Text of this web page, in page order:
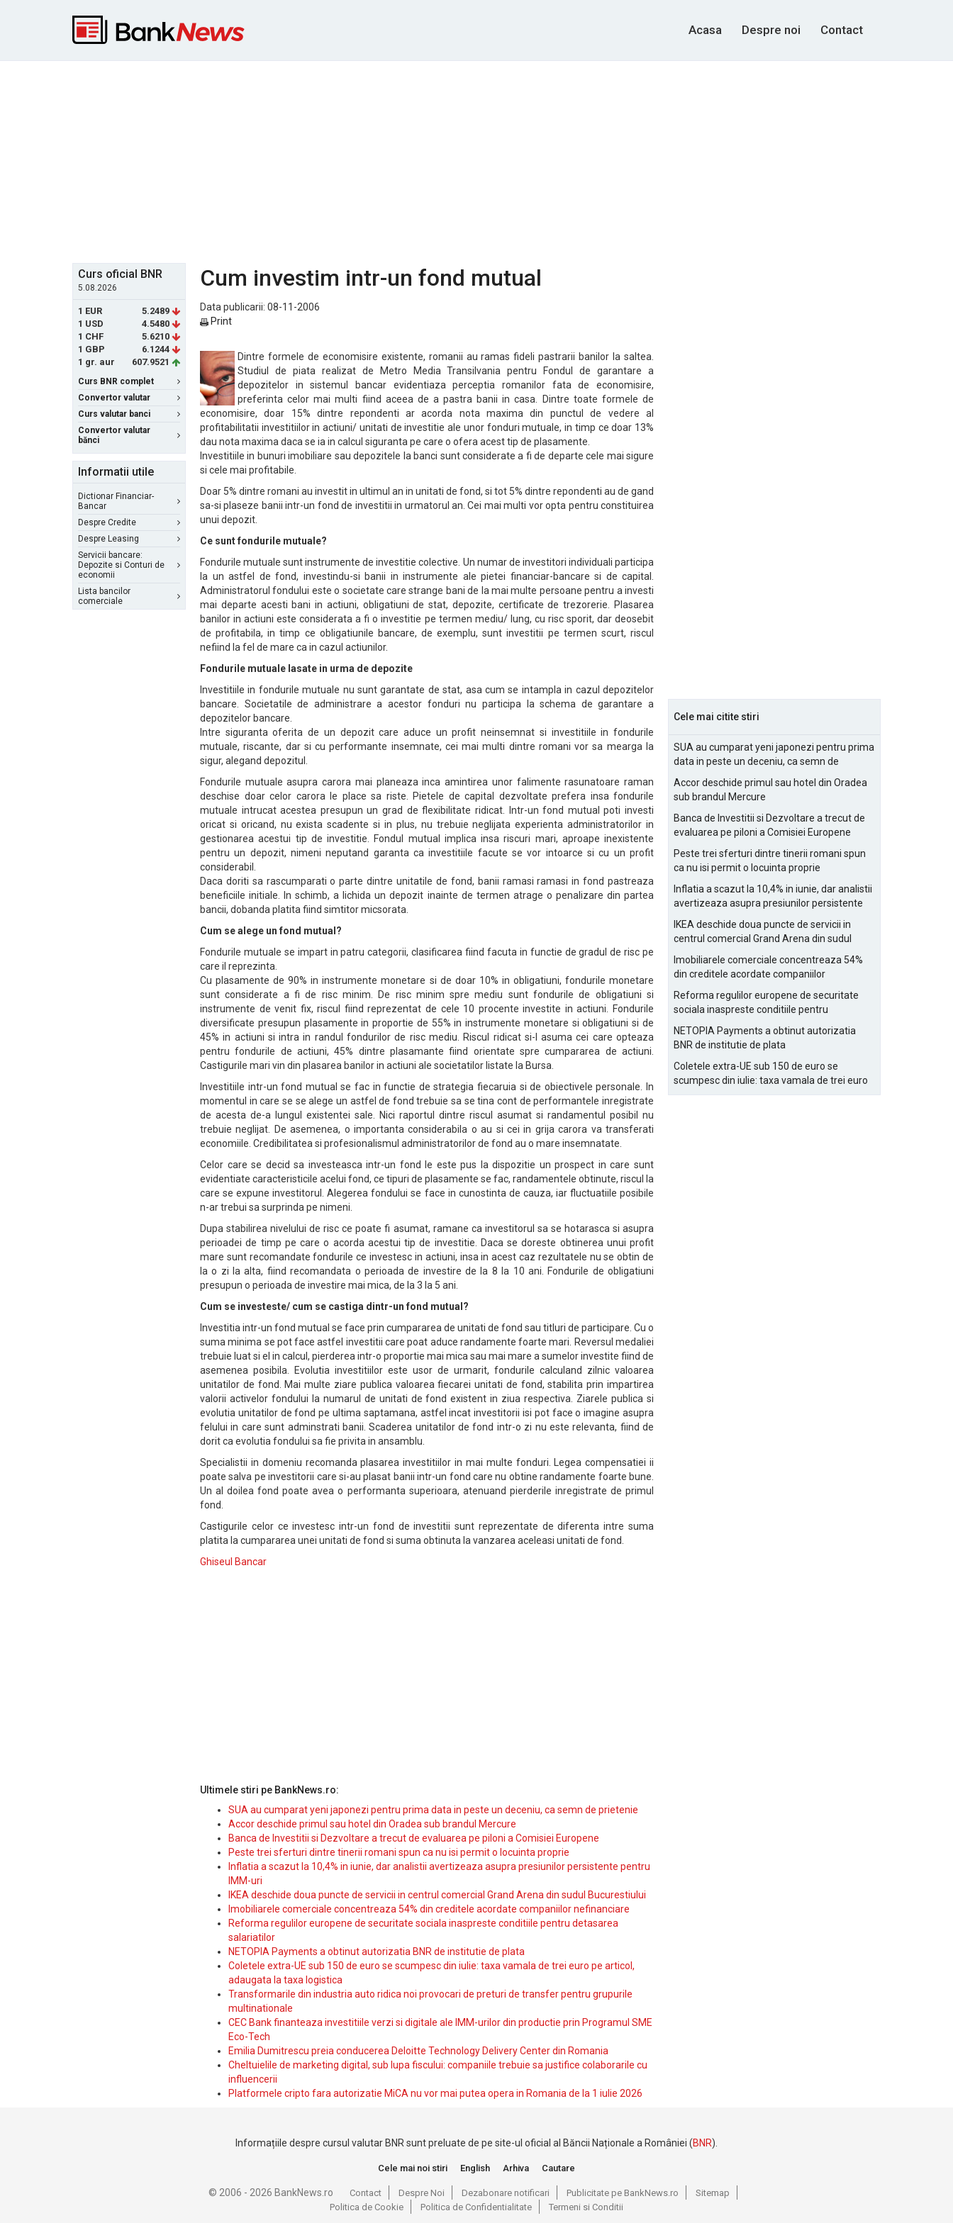
Acasa Despre noi Contact
Curs oficial BNR
5.08.2026
1 EUR
5.2489
1 USD
4.5480
1 CHF
5.6210
1 GBP
6.1244
1 gr. aur
607.9521
Curs BNR complet
Convertor valutar
Curs valutar banci
Convertor valutar
bănci
Informatii utile
Dictionar Financiar-
Bancar
Despre Credite
Despre Leasing
Servicii bancare:
Depozite si Conturi de
economii
Lista bancilor
comerciale
Cum investim intr-un fond mutual
Data publicarii: 08-11-2006
Print
Dintre formele de economisire existente, romanii au ramas fideli pastrarii banilor la saltea.
Studiul de piata realizat de Metro Media Transilvania pentru Fondul de garantare a
depozitelor in sistemul bancar evidentiaza perceptia romanilor fata de economisire,
preferinta celor mai multi fiind aceea de a pastra banii in casa. Dintre toate formele de
economisire, doar 15% dintre repondenti ar acorda nota maxima din punctul de vedere al
profitabilitatii investitiilor in actiuni/ unitati de investitie ale unor fonduri mutuale, in timp ce doar 13%
dau nota maxima daca se ia in calcul siguranta pe care o ofera acest tip de plasamente.
Investitiile in bunuri imobiliare sau depozitele la banci sunt considerate a fi de departe cele mai sigure
si cele mai profitabile.
Doar 5% dintre romani au investit in ultimul an in unitati de fond, si tot 5% dintre repondenti au de gand
sa-si plaseze banii intr-un fond de investitii in urmatorul an. Cei mai multi vor opta pentru constituirea
unui depozit.
Ce sunt fondurile mutuale?
Fondurile mutuale sunt instrumente de investitie colective. Un numar de investitori individuali participa
la un astfel de fond, investindu-si banii in instrumente ale pietei financiar-bancare si de capital.
Administratorul fondului este o societate care strange bani de la mai multe persoane pentru a investi
mai departe acesti bani in actiuni, obligatiuni de stat, depozite, certificate de trezorerie. Plasarea
banilor in actiuni este considerata a fi o investitie pe termen mediu/ lung, cu risc sporit, dar deosebit
de profitabila, in timp ce obligatiunile bancare, de exemplu, sunt investitii pe termen scurt, riscul
nefiind la fel de mare ca in cazul actiunilor.
Fondurile mutuale lasate in urma de depozite
Investitiile in fondurile mutuale nu sunt garantate de stat, asa cum se intampla in cazul depozitelor
bancare. Societatile de administrare a acestor fonduri nu participa la schema de garantare a
depozitelor bancare.
Intre siguranta oferita de un depozit care aduce un profit neinsemnat si investitiile in fondurile
mutuale, riscante, dar si cu performante insemnate, cei mai multi dintre romani vor sa mearga la
sigur, alegand depozitul.
Fondurile mutuale asupra carora mai planeaza inca amintirea unor falimente rasunatoare raman
deschise doar celor carora le place sa riste. Pietele de capital dezvoltate prefera insa fondurile
mutuale intrucat acestea presupun un grad de flexibilitate ridicat. Intr-un fond mutual poti investi
oricat si oricand, nu exista scadente si in plus, nu trebuie neglijata experienta administratorilor in
gestionarea acestui tip de investitie. Fondul mutual implica insa riscuri mari, aproape inexistente
pentru un depozit, nimeni neputand garanta ca investitiile facute se vor intoarce si cu un profit
considerabil.
Daca doriti sa rascumparati o parte dintre unitatile de fond, banii ramasi ramasi in fond pastreaza
beneficiile initiale. In schimb, a lichida un depozit inainte de termen atrage o penalizare din partea
bancii, dobanda platita fiind simtitor micsorata.
Cum se alege un fond mutual?
Fondurile mutuale se impart in patru categorii, clasificarea fiind facuta in functie de gradul de risc pe
care il reprezinta.
Cu plasamente de 90% in instrumente monetare si de doar 10% in obligatiuni, fondurile monetare
sunt considerate a fi de risc minim. De risc minim spre mediu sunt fondurile de obligatiuni si
instrumente de venit fix, riscul fiind reprezentat de cele 10 procente investite in actiuni. Fondurile
diversificate presupun plasamente in proportie de 55% in instrumente monetare si obligatiuni si de
45% in actiuni si intra in randul fondurilor de risc mediu. Riscul ridicat si-l asuma cei care opteaza
pentru fondurile de actiuni, 45% dintre plasamante fiind orientate spre cumpararea de actiuni.
Castigurile mari vin din plasarea banilor in actiuni ale societatilor listate la Bursa.
Investitiile intr-un fond mutual se fac in functie de strategia fiecaruia si de obiectivele personale. In
momentul in care se se alege un astfel de fond trebuie sa se tina cont de performantele inregistrate
de acesta de-a lungul existentei sale. Nici raportul dintre riscul asumat si randamentul posibil nu
trebuie neglijat. De asemenea, o importanta considerabila o au si cei in grija carora va transferati
economiile. Credibilitatea si profesionalismul administratorilor de fond au o mare insemnatate.
Celor care se decid sa investeasca intr-un fond le este pus la dispozitie un prospect in care sunt
evidentiate caracteristicile acelui fond, ce tipuri de plasamente se fac, randamentele obtinute, riscul la
care se expune investitorul. Alegerea fondului se face in cunostinta de cauza, iar fluctuatiile posibile
n-ar trebui sa surprinda pe nimeni.
Dupa stabilirea nivelului de risc ce poate fi asumat, ramane ca investitorul sa se hotarasca si asupra
perioadei de timp pe care o acorda acestui tip de investitie. Daca se doreste obtinerea unui profit
mare sunt recomandate fondurile ce investesc in actiuni, insa in acest caz rezultatele nu se obtin de
la o zi la alta, fiind recomandata o perioada de investire de la 8 la 10 ani. Fondurile de obligatiuni
presupun o perioada de investire mai mica, de la 3 la 5 ani.
Cum se investeste/ cum se castiga dintr-un fond mutual?
Investitia intr-un fond mutual se face prin cumpararea de unitati de fond sau titluri de participare. Cu o
suma minima se pot face astfel investitii care poat aduce randamente foarte mari. Reversul medaliei
trebuie luat si el in calcul, pierderea intr-o proportie mai mica sau mai mare a sumelor investite fiind de
asemenea posibila. Evolutia investitiilor este usor de urmarit, fondurile calculand zilnic valoarea
unitatilor de fond. Mai multe ziare publica valoarea fiecarei unitati de fond, stabilita prin impartirea
valorii activelor fondului la numarul de unitati de fond existent in ziua respectiva. Ziarele publica si
evolutia unitatilor de fond pe ultima saptamana, astfel incat investitorii isi pot face o imagine asupra
felului in care sunt adminstrati banii. Scaderea unitatilor de fond intr-o zi nu este relevanta, fiind de
dorit ca evolutia fondului sa fie privita in ansamblu.
Specialistii in domeniu recomanda plasarea investitiilor in mai multe fonduri. Legea compensatiei ii
poate salva pe investitorii care si-au plasat banii intr-un fond care nu obtine randamente foarte bune.
Un al doilea fond poate avea o performanta superioara, atenuand pierderile inregistrate de primul
fond.
Castigurile celor ce investesc intr-un fond de investitii sunt reprezentate de diferenta intre suma
platita la cumpararea unei unitati de fond si suma obtinuta la vanzarea aceleasi unitati de fond.
Ghiseul Bancar
Ultimele stiri pe BankNews.ro:
SUA au cumparat yeni japonezi pentru prima data in peste un deceniu, ca semn de prietenie
Accor deschide primul sau hotel din Oradea sub brandul Mercure
Banca de Investitii si Dezvoltare a trecut de evaluarea pe piloni a Comisiei Europene
Peste trei sferturi dintre tinerii romani spun ca nu isi permit o locuinta proprie
Inflatia a scazut la 10,4% in iunie, dar analistii avertizeaza asupra presiunilor persistente pentru
IMM-uri
IKEA deschide doua puncte de servicii in centrul comercial Grand Arena din sudul Bucurestiului
Imobiliarele comerciale concentreaza 54% din creditele acordate companiilor nefinanciare
Reforma regulilor europene de securitate sociala inaspreste conditiile pentru detasarea
salariatilor
NETOPIA Payments a obtinut autorizatia BNR de institutie de plata
Coletele extra-UE sub 150 de euro se scumpesc din iulie: taxa vamala de trei euro pe articol,
adaugata la taxa logistica
Transformarile din industria auto ridica noi provocari de preturi de transfer pentru grupurile
multinationale
CEC Bank finanteaza investitiile verzi si digitale ale IMM-urilor din productie prin Programul SME
Eco-Tech
Emilia Dumitrescu preia conducerea Deloitte Technology Delivery Center din Romania
Cheltuielile de marketing digital, sub lupa fiscului: companiile trebuie sa justifice colaborarile cu
influencerii
Platformele cripto fara autorizatie MiCA nu vor mai putea opera in Romania de la 1 iulie 2026
Cele mai citite stiri
SUA au cumparat yeni japonezi pentru prima
data in peste un deceniu, ca semn de
Accor deschide primul sau hotel din Oradea
sub brandul Mercure
Banca de Investitii si Dezvoltare a trecut de
evaluarea pe piloni a Comisiei Europene
Peste trei sferturi dintre tinerii romani spun
ca nu isi permit o locuinta proprie
Inflatia a scazut la 10,4% in iunie, dar analistii
avertizeaza asupra presiunilor persistente
IKEA deschide doua puncte de servicii in
centrul comercial Grand Arena din sudul
Imobiliarele comerciale concentreaza 54%
din creditele acordate companiilor
Reforma regulilor europene de securitate
sociala inaspreste conditiile pentru
NETOPIA Payments a obtinut autorizatia
BNR de institutie de plata
Coletele extra-UE sub 150 de euro se
scumpesc din iulie: taxa vamala de trei euro
pe articol, adaugata la taxa logistica
Informațiile despre cursul valutar BNR sunt preluate de pe site-ul oficial al Băncii Naționale a României (BNR).
Cele mai noi stiri English Arhiva Cautare
© 2006 - 2026 BankNews.ro Contact Despre Noi Dezabonare notificari Publicitate pe BankNews.ro
Sitemap
Politica de Cookie
Politica de Confidentialitate Termeni si Conditii